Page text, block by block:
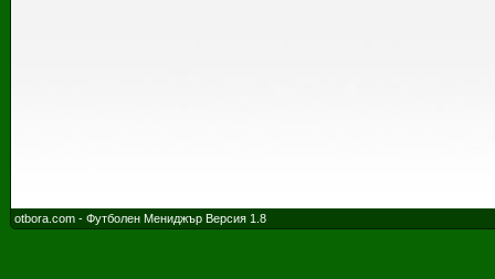
otbora.com - Футболен Мениджър Версия 1.8